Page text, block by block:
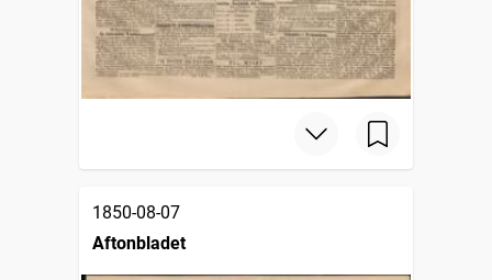
1850-08-07
Aftonbladet